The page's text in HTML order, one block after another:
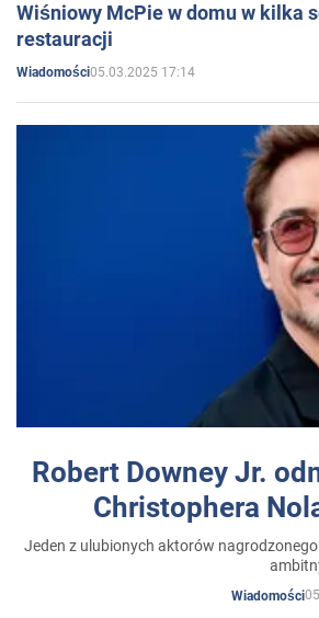
Wiśniowy McPie w domu w kilka
restauracji
Wiadomości05.03.2025 17:14
Robert Downey Jr.
Christophera
Jeden z ulubionych aktorów
Wiadomości